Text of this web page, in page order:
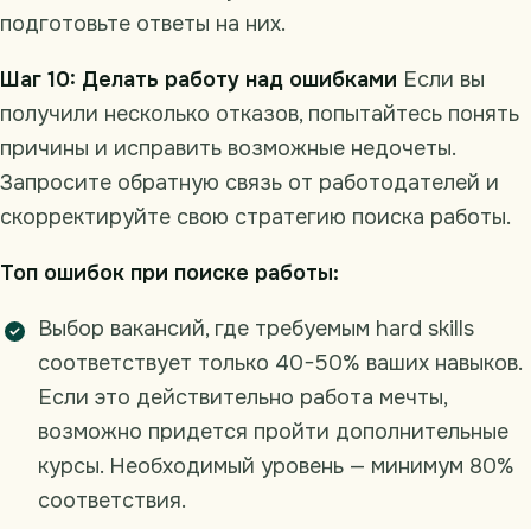
подготовьте ответы на них.
Шаг 10: Делать работу над ошибками Если вы
получили несколько отказов, попытайтесь понять
причины и исправить возможные недочеты.
Запросите обратную связь от работодателей и
скорректируйте свою стратегию поиска работы.
Топ ошибок при поиске работы:
Выбор вакансий, где требуемым hard skills
соответствует только 40−50% ваших навыков.
Если это действительно работа мечты,
возможно придется пройти дополнительные
курсы. Необходимый уровень — минимум 80%
соответствия.